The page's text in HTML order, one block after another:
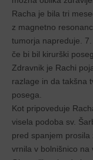
Racha je bila tri
z magnetno
tumorja napreduje.
če bi bil kirurški
Zdravnik je Rachi
razlage in da takšna
posega.
Kot pripoveduje
visela podoba sv.
pred spanjem
vrnila v bolnišnico na